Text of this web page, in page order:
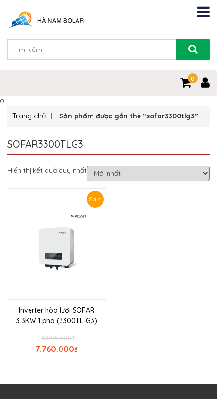
0
0
Trang chủ Sản phẩm được gắn thẻ “sofar3300tlg3”
SOFAR3300TLG3
Hiển thị kết quả duy nhất
Sale
Inverter hòa lưới SOFAR
3.3KW 1 pha (3300TL-G3)
₫
8.895.000
₫
7.760.000